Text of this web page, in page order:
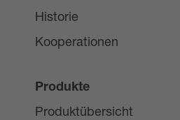
Historie
Kooperationen
Produkte
Produktübersicht